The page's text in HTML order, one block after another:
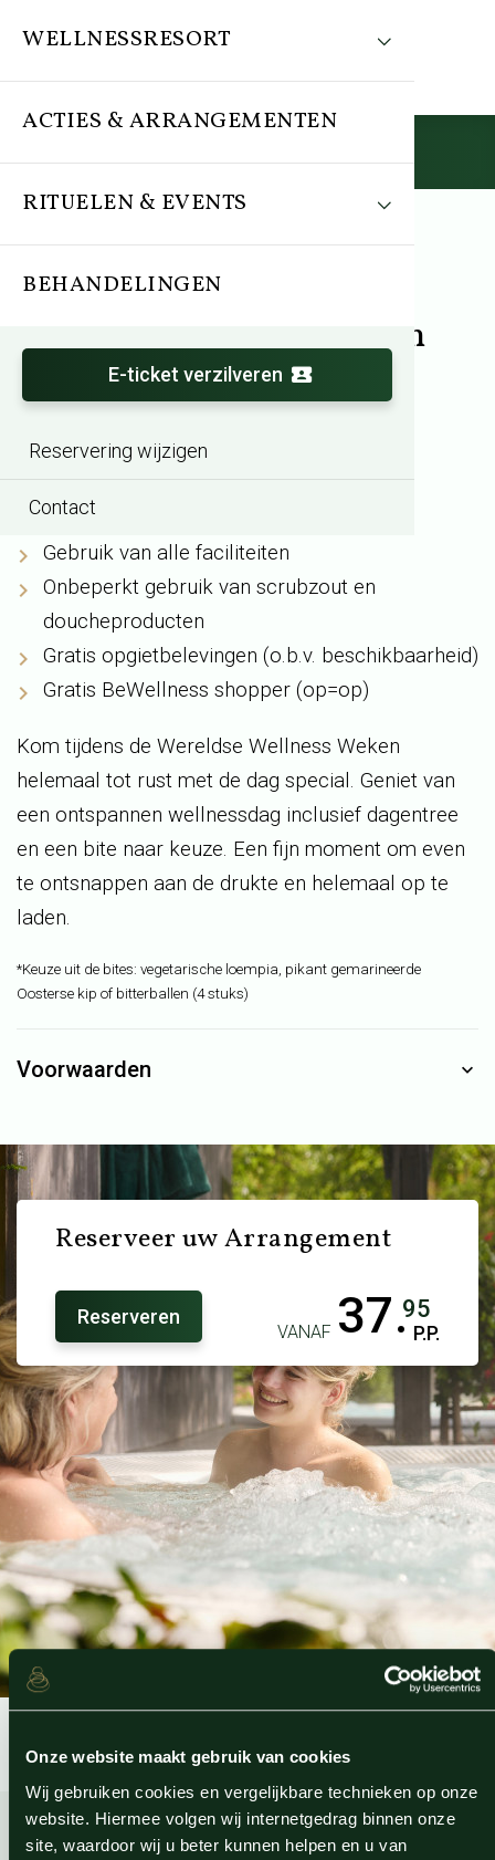
Onze website maakt gebruik van cookies
Wij gebruiken cookies en vergelijkbare technieken op onze
website. Hiermee volgen wij internetgedrag binnen onze
site, waardoor wij u beter kunnen helpen en u van
WELLNESSRESORT
ACTIES & ARRANGEMENTEN
RITUELEN & EVENTS
BEHANDELINGEN
E-ticket verzilveren
Reservering wijzigen
Contact
Wereldse Wellness Weken
Dag Special
Entree vanaf 10:00 uur
Bite naar keuze*
Gebruik van alle faciliteiten
Onbeperkt gebruik van scrubzout en
doucheproducten
Gratis opgietbelevingen (o.b.v. beschikbaarheid)
Gratis BeWellness shopper (op=op)
Kom tijdens de Wereldse Wellness Weken
helemaal tot rust met de dag special. Geniet van
een ontspannen wellnessdag inclusief dagentree
en een bite naar keuze. Een fijn moment om even
te ontsnappen aan de drukte en helemaal op te
laden.
*Keuze uit de bites: vegetarische loempia, pikant gemarineerde
Oosterse kip of bitterballen (4 stuks)
Voorwaarden
Reserveer uw Arrangement
Reserveren
VANAF 37.95
P.P.